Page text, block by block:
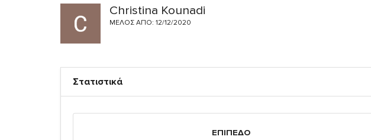
Christina Kounadi
ΜΈΛΟΣ ΑΠΌ: 12/12/2020
Στατιστικά
ΕΠΊΠΕΔΟ